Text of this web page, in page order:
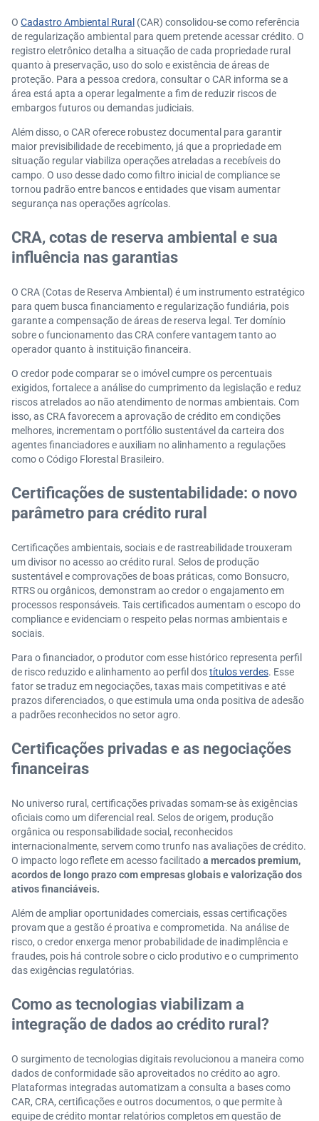
O Cadastro Ambiental Rural (CAR) consolidou-se como referência
de regularização ambiental para quem pretende acessar crédito. O
registro eletrônico detalha a situação de cada propriedade rural
quanto à preservação, uso do solo e existência de áreas de
proteção. Para a pessoa credora, consultar o CAR informa se a
área está apta a operar legalmente a fim de reduzir riscos de
embargos futuros ou demandas judiciais.
Além disso, o CAR oferece robustez documental para garantir
maior previsibilidade de recebimento, já que a propriedade em
situação regular viabiliza operações atreladas a recebíveis do
campo. O uso desse dado como filtro inicial de compliance se
tornou padrão entre bancos e entidades que visam aumentar
segurança nas operações agrícolas.
CRA, cotas de reserva ambiental e sua
influência nas garantias
O CRA (Cotas de Reserva Ambiental) é um instrumento estratégico
para quem busca financiamento e regularização fundiária, pois
garante a compensação de áreas de reserva legal. Ter domínio
sobre o funcionamento das CRA confere vantagem tanto ao
operador quanto à instituição financeira.
O credor pode comparar se o imóvel cumpre os percentuais
exigidos, fortalece a análise do cumprimento da legislação e reduz
riscos atrelados ao não atendimento de normas ambientais. Com
isso, as CRA favorecem a aprovação de crédito em condições
melhores, incrementam o portfólio sustentável da carteira dos
agentes financiadores e auxiliam no alinhamento a regulações
como o Código Florestal Brasileiro.
Certificações de sustentabilidade: o novo
parâmetro para crédito rural
Certificações ambientais, sociais e de rastreabilidade trouxeram
um divisor no acesso ao crédito rural. Selos de produção
sustentável e comprovações de boas práticas, como Bonsucro,
RTRS ou orgânicos, demonstram ao credor o engajamento em
processos responsáveis. Tais certificados aumentam o escopo do
compliance e evidenciam o respeito pelas normas ambientais e
sociais.
Para o financiador, o produtor com esse histórico representa perfil
de risco reduzido e alinhamento ao perfil dostítulos verdes. Esse
fator se traduz em negociações, taxas mais competitivas e até
prazos diferenciados, o que estimula uma onda positiva de adesão
a padrões reconhecidos no setor agro.
Certificações privadas e as negociações
financeiras
No universo rural, certificações privadas somam-se às exigências
oficiais como um diferencial real. Selos de origem, produção
orgânica ou responsabilidade social, reconhecidos
internacionalmente, servem como trunfo nas avaliações de crédito.
O impacto logo reflete em acesso facilitadoa mercados premium,
acordos de longo prazo com empresas globais e valorização dos
ativos financiáveis.
Além de ampliar oportunidades comerciais, essas certificações
provam que a gestão é proativa e comprometida. Na análise de
risco, o credor enxerga menor probabilidade de inadimplência e
fraudes, pois há controle sobre o ciclo produtivo e o cumprimento
das exigências regulatórias.
Como as tecnologias viabilizam a
integração de dados ao crédito rural?
O surgimento de tecnologias digitais revolucionou a maneira como
dados de conformidade são aproveitados no crédito ao agro.
Plataformas integradas automatizam a consulta a bases como
CAR, CRA, certificações e outros documentos, o que permite à
equipe de crédito montar relatórios completos em questão de